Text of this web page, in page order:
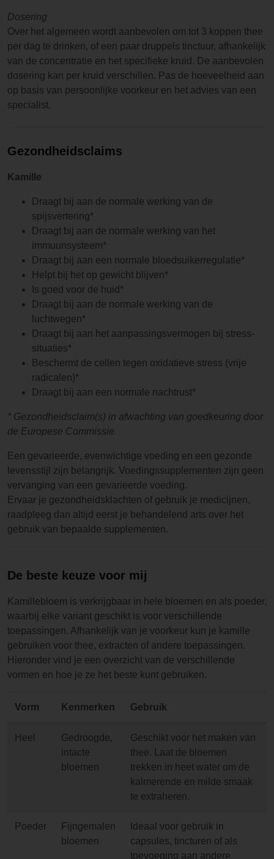
Dosering
Over het algemeen wordt aanbevolen om tot 3 koppen thee
per dag te drinken, of een paar druppels tinctuur, afhankelijk
van de concentratie en het specifieke kruid. De aanbevolen
dosering kan per kruid verschillen. Pas de hoeveelheid aan
op basis van persoonlijke voorkeur en het advies van een
specialist.
Gezondheidsclaims
Kamille
Draagt bij aan de normale werking van de
spijsvertering*
Draagt bij aan de normale werking van het
immuunsysteem*
Draagt bij aan een normale bloedsuikerregulatie*
Helpt bij het op gewicht blijven*
Is goed voor de huid*
Draagt bij aan de normale werking van de
luchtwegen*
Draagt bij aan het aanpassingsvermogen bij stress-
situaties*
Beschermt de cellen tegen oxidatieve stress (vrije
radicalen)*
Draagt bij aan een normale nachtrust*
* Gezondheidsclaim(s) in afwachting van goedkeuring door
de Europese Commissie.
Een gevarieerde, evenwichtige voeding en een gezonde
levensstijl zijn belangrijk. Voedingssupplementen zijn geen
vervanging van een gevarieerde voeding.
Ervaar je gezondheidsklachten of gebruik je medicijnen,
raadpleeg dan altijd eerst je behandelend arts over het
gebruik van bepaalde supplementen.
De beste keuze voor mij
Kamillebloem is verkrijgbaar in hele bloemen en als poeder,
waarbij elke variant geschikt is voor verschillende
toepassingen. Afhankelijk van je voorkeur kun je kamille
gebruiken voor thee, extracten of andere toepassingen.
Hieronder vind je een overzicht van de verschillende
vormen en hoe je ze het beste kunt gebruiken.
Vorm Kenmerken Gebruik
Heel
Gedroogde,
intacte
bloemen
Geschikt voor het maken van
thee. Laat de bloemen
trekken in heet water om de
kalmerende en milde smaak
te extraheren.
Poeder
Fijngemalen
bloemen
Ideaal voor gebruik in
capsules, tincturen of als
toevoeging aan andere